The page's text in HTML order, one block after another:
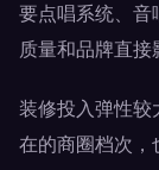
要点唱系统、音
质量和品牌直接
装修投入弹性较
在的商圈档次，